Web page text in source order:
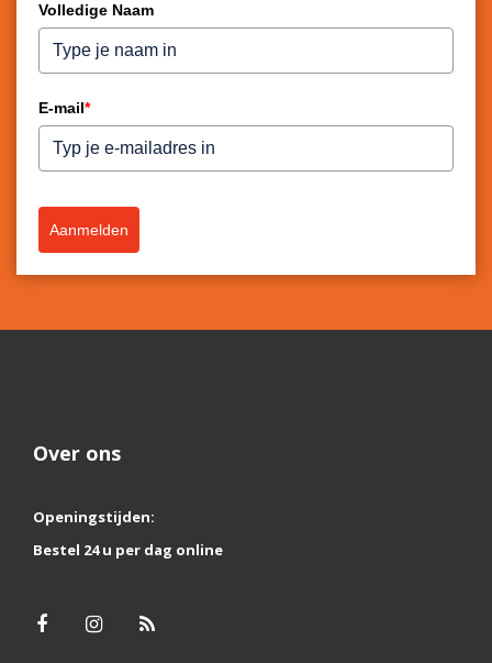
Volledige Naam
E-mail*
Aanmelden
Over ons
Openingstijden:
Bestel 24 u per dag online